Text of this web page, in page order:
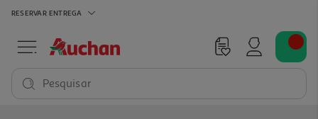
RESERVAR ENTREGA
Pesquisar